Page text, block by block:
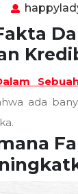
Februari
24,
2022
ada